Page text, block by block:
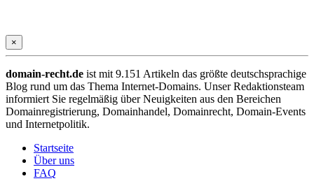
×
domain-recht.de ist mit 9.151 Artikeln das größte deutschsprachige
Blog rund um das Thema Internet-Domains. Unser Redaktionsteam
informiert Sie regelmäßig über Neuigkeiten aus den Bereichen
Domainregistrierung, Domainhandel, Domainrecht, Domain-Events
und Internetpolitik.
Startseite
Über uns
FAQ